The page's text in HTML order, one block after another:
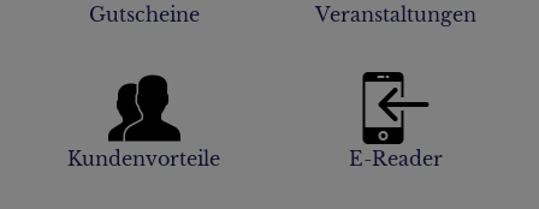
Gutscheine Veranstaltungen
Kundenvorteile E-Reader